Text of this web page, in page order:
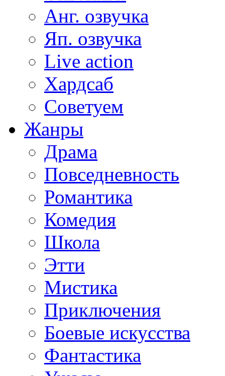
Анг. озвучка
Яп. озвучка
Live action
Хардсаб
Советуем
Жанры
Драма
Повседневность
Романтика
Комедия
Школа
Этти
Мистика
Приключения
Боевые искусства
Фантастика